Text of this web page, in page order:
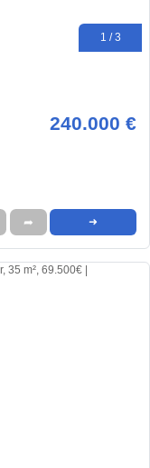
1 / 3
240.000 €
➦ ➜